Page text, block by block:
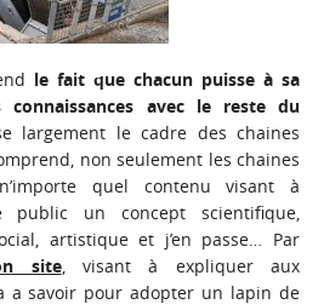
le fait que chacun puisse à sa
connaissances avec le reste du
largement le cadre des chaines
non seulement les chaines
quel contenu visant à
un concept scientifique,
artistique et j’en passe… Par
site, visant à expliquer aux
a savoir pour adopter un lapin de